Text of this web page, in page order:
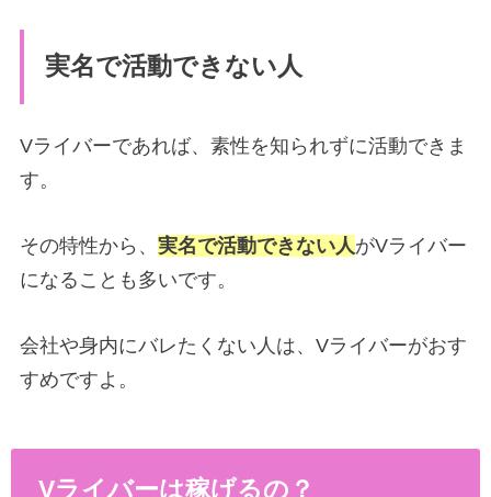
実名で活動できない人
Vライバーであれば、素性を知られずに活動できま
す。
その特性から、 実名で活動できない人がVライバー
になることも多いです。
会社や身内にバレたくない人は、Vライバーがおす
すめですよ。
Vライバーは稼げるの？